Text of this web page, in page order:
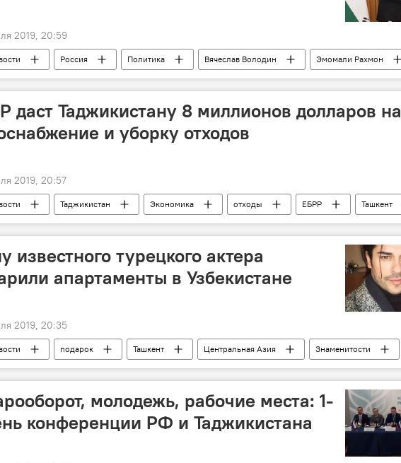
2019, 20:59
Россия Политика Вячеслав Володин
Эмомали Рахмон
даст Таджикистану 8 миллионов долларов на
и уборку отходов
2019, 20:57
Таджикистан Экономика отходы ЕБРР Ташкент
известного турецкого актера
апартаменты в Узбекистане
2019, 20:35
подарок Ташкент Центральная Азия
Знаменитости
молодежь, рабочие места: 1-
конференции РФ и Таджикистана